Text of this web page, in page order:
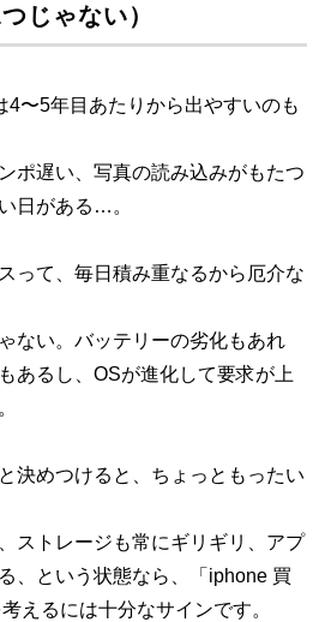
じゃない）
4〜5年目あたりから出やすいのも
ポ遅い、写真の読み込みがもたつ
日がある…。
って、毎日積み重なるから厄介な
ない。バッテリーの劣化もあれ
あるし、OSが進化して要求が上
決めつけると、ちょっともったい
ストレージも常にギリギリ、アプ
、という状態なら、「iphone 買
えるには十分なサインです。